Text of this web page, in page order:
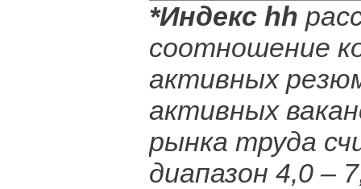
*Индекс hh
соотношение
активных
активных
рынка труда
диапазон 4,0 –